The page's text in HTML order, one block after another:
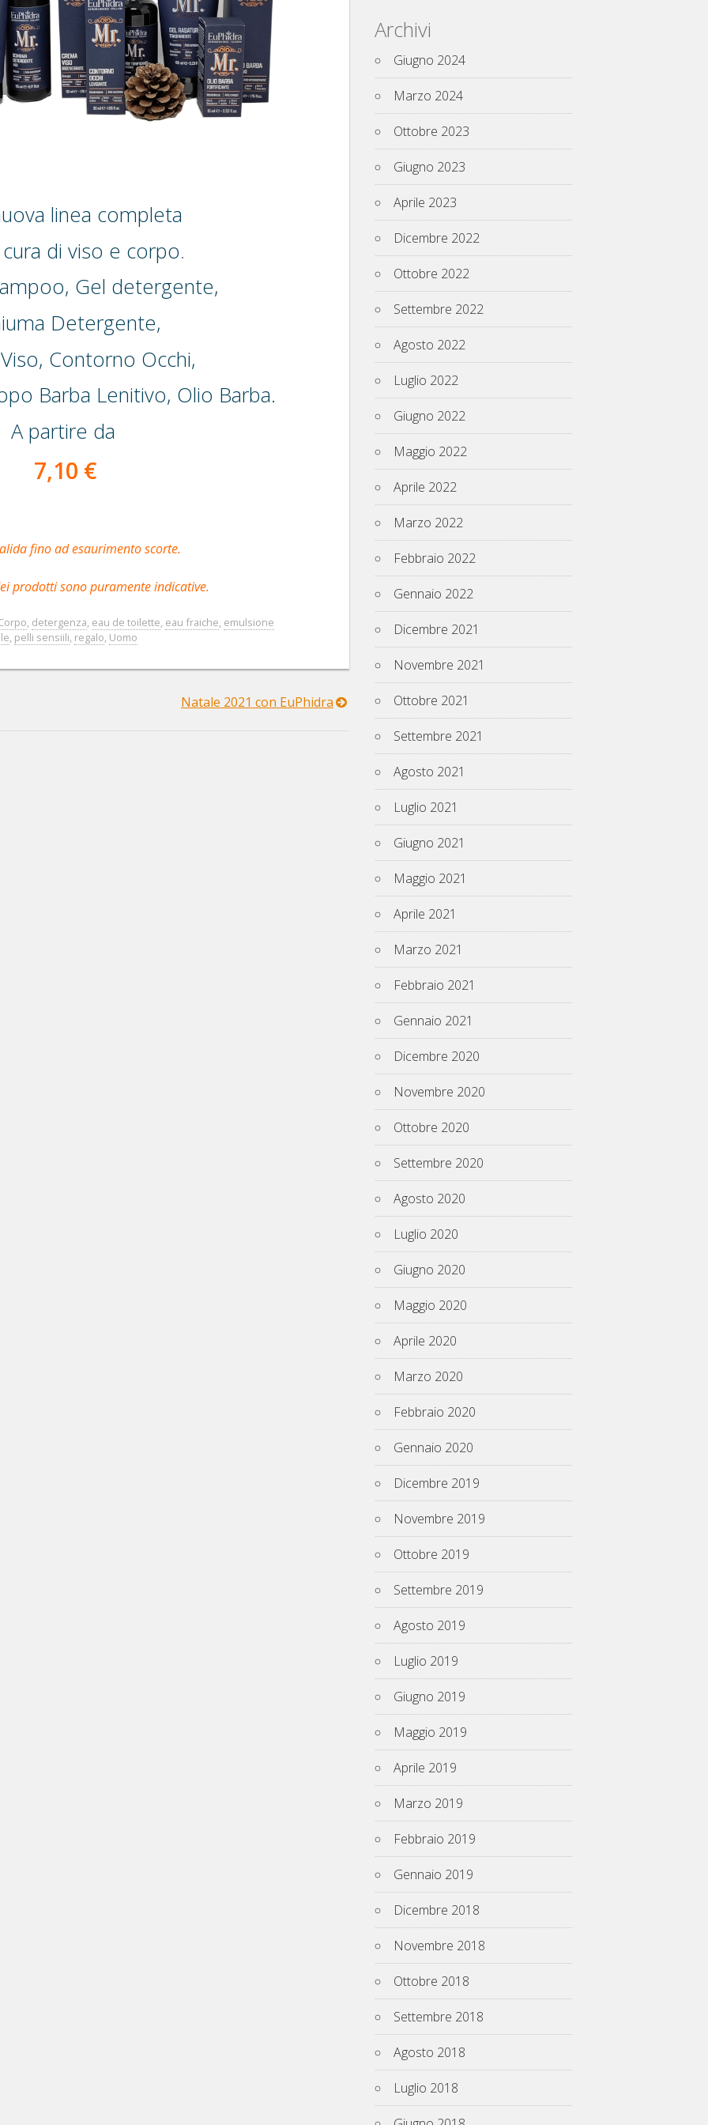
linea completa
di viso e corpo.
Gel detergente,
Detergente,
Contorno Occhi,
Barba Lenitivo, Olio Barba.
A partire da
7,10 €
fino ad esaurimento scorte.
prodotti sono puramente indicative.
, detergenza, eau de toilette, eau fraiche, emulsione
, pelli sensiili, regalo, Uomo
Natale 2021 con EuPhidra
Archivi
Giugno 2024
Marzo 2024
Ottobre 2023
Giugno 2023
Aprile 2023
Dicembre 2022
Ottobre 2022
Settembre 2022
Agosto 2022
Luglio 2022
Giugno 2022
Maggio 2022
Aprile 2022
Marzo 2022
Febbraio 2022
Gennaio 2022
Dicembre 2021
Novembre 2021
Ottobre 2021
Settembre 2021
Agosto 2021
Luglio 2021
Giugno 2021
Maggio 2021
Aprile 2021
Marzo 2021
Febbraio 2021
Gennaio 2021
Dicembre 2020
Novembre 2020
Ottobre 2020
Settembre 2020
Agosto 2020
Luglio 2020
Giugno 2020
Maggio 2020
Aprile 2020
Marzo 2020
Febbraio 2020
Gennaio 2020
Dicembre 2019
Novembre 2019
Ottobre 2019
Settembre 2019
Agosto 2019
Luglio 2019
Giugno 2019
Maggio 2019
Aprile 2019
Marzo 2019
Febbraio 2019
Gennaio 2019
Dicembre 2018
Novembre 2018
Ottobre 2018
Settembre 2018
Agosto 2018
Luglio 2018